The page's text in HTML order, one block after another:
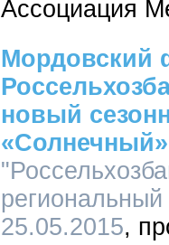
Ассоциация
Мордовский
новый
«Солнечный»
25.05.2015